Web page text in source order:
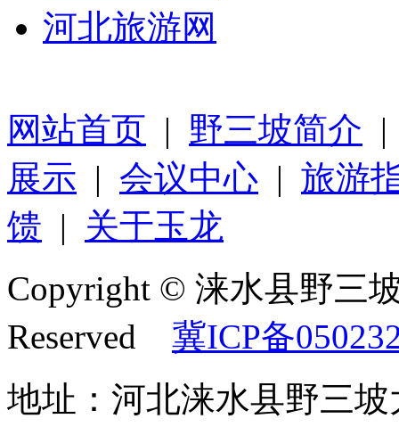
河北旅游网
网站首页 | 野三坡简介
展示 | 会议中心 | 旅游
馈 | 关于玉龙
Copyright © 涞水县野三
Reserved 冀ICP备
地址：河北涞水县野三